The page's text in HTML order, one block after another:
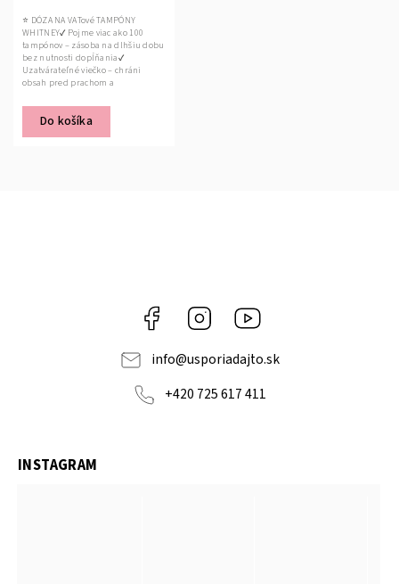
Do košíka
⭐ DÓZA NA VATové TAMPÓNY
WHITNEY✔ Pojme viac ako 100
tampónov – zásoba na dlhšiu dobu
bez nutnosti dopĺňania✔
Uzatvárateľné viečko – chráni
obsah pred prachom a
Facebook Instagram
info@usporiadajto.sk
+420 725 617 411
INSTAGRAM